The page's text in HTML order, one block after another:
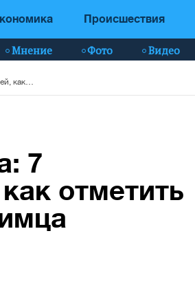
Происшествия
Мнение Фото Видео
7
отметить